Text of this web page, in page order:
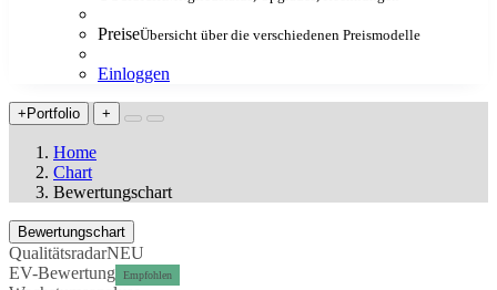
PreiseÜbersicht über die verschiedenen Preismodelle
Einloggen
+Portfolio +
Home
Chart
Bewertungschart
Bewertungschart
QualitätsradarNEU
EV-Bewertung
Empfohlen